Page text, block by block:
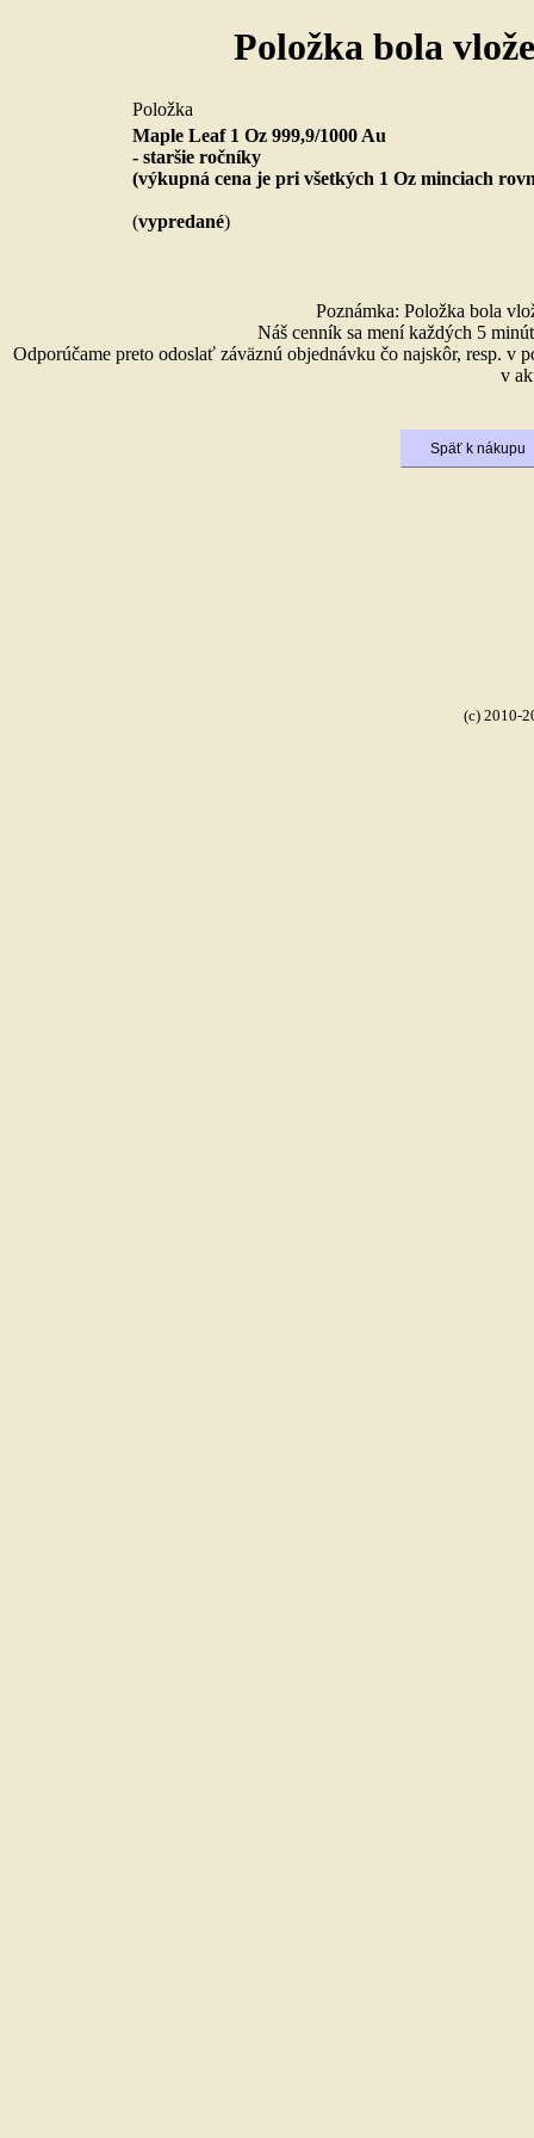
Položka bola
Položka
Maple Leaf 1 Oz 999,9/1000 Au
- staršie ročníky
(výkupná cena je pri všetkých 1 Oz minciach
(vypredané)
Poznámka: Položka bola
Náš cenník sa mení každých 5
Odporúčame preto odoslať záväznú objednávku čo najskôr, resp. v
v
(c) 2010-